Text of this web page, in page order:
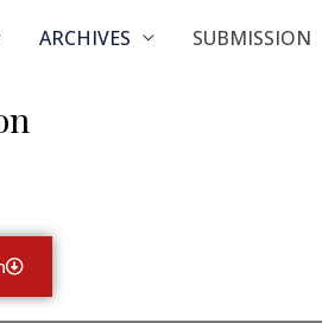
ARCHIVES SUBMISSION